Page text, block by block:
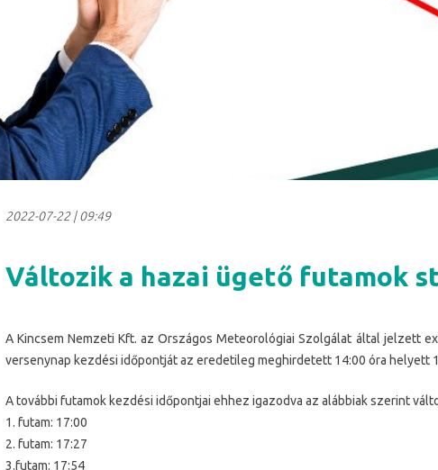
2022-07-22|09:49
Változik a hazai ügető futamok
A Kincsem Nemzeti Kft. az Országos Meteorológiai Szolgálat által jelzett
versenynap kezdési időpontját az eredetileg meghirdetett 14:00 óra helyett
A további futamok kezdési időpontjai ehhez igazodva az alábbiak szerint
1. futam: 17:00
2. futam: 17:27
3.futam: 17:54